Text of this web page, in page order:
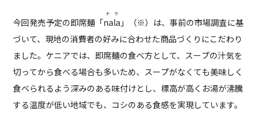
今回発売予定の即席麺「nala
ナラ
」（※）は、事前の市場調査に基
づいて、現地の消費者の好みに合わせた商品づくりにこだわり
ました。ケニアでは、即席麺の食べ方として、スープの汁気を
切ってから食べる場合も多いため、スープがなくても美味しく
食べられるよう深みのある味付けとし、標高が高くお湯が沸騰
する温度が低い地域でも、コシのある食感を実現しています。